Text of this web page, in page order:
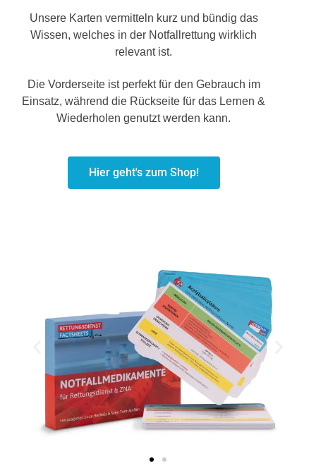
Unsere Karten vermitteln kurz und bündig das
Wissen, welches in der Notfallrettung wirklich
relevant ist.
Die Vorderseite ist perfekt für den Gebrauch im
Einsatz, während die Rückseite für das Lernen &
Wiederholen genutzt werden kann.
Hier geht's zum Shop!